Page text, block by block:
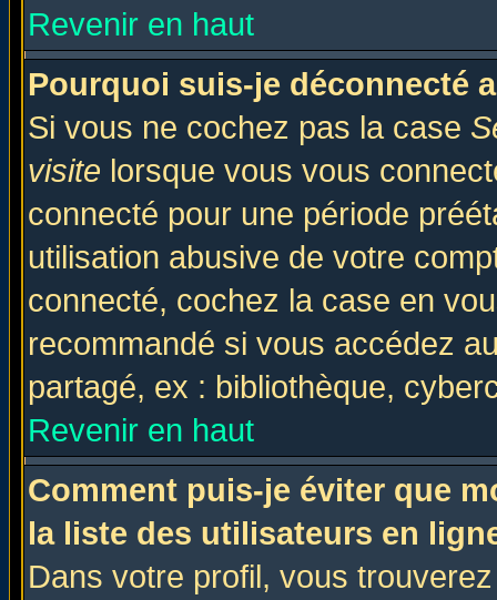
Revenir en haut
Pourquoi suis-je déconnecté
Si vous ne cochez pas la case
visite lorsque vous vous
connecté pour une période
utilisation abusive de votre
connecté, cochez la case en
recommandé si vous accédez
partagé, ex : bibliothèque,
Revenir en haut
Comment puis-je éviter que
la liste des utilisateurs en
Dans votre profil, vous